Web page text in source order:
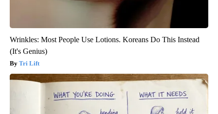
Wrinkles: Most People Use Lotions. Koreans Do This Instead
(It's Genius)
Tri Lift